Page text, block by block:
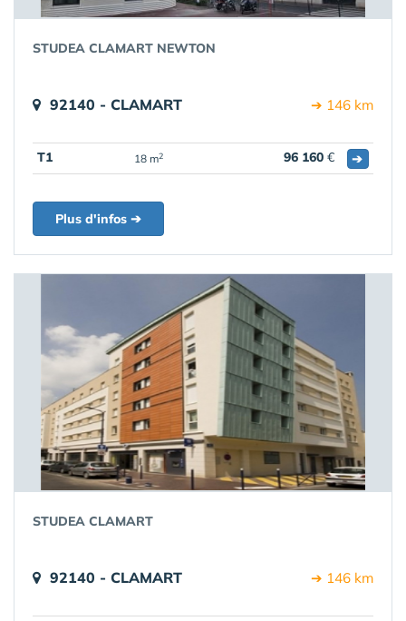
STUDEA CLAMART NEWTON
92140 - CLAMART ➔ 146 km
T1 18 m2 96 160 € ➔
Plus d'infos ➔
STUDEA CLAMART
92140 - CLAMART ➔ 146 km